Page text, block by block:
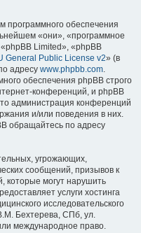
обеспечения
«они», «программное
Limited», «phpBB
General Public License v2» (в
адресу www.phpbb.com.
обеспечения phpBB строго
конференций, и phpBB
администрация конференций
и/или поведения в них.
обращайтесь по адресу
угрожающих,
сообщений, призывов к
которые могут нарушить
услуги хостинга
исследовательского
Бехтерева, СПб, ул.
международное право.